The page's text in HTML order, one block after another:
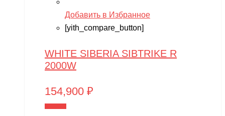
Добавить в Избранное
[yith_compare_button]
WHITE SIBERIA SIBTRIKE R
2000W
154,900 ₽